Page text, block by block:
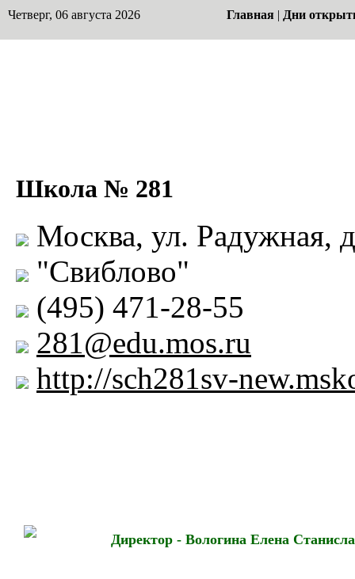
Четверг, 06 августа 2026 Главная | Дни
Школа № 281
Москва, ул. Радужная,
"Свиблово"
(495) 471-28-55
281@edu.mos.ru
http://sch281sv-
Директор - Вологина Елена